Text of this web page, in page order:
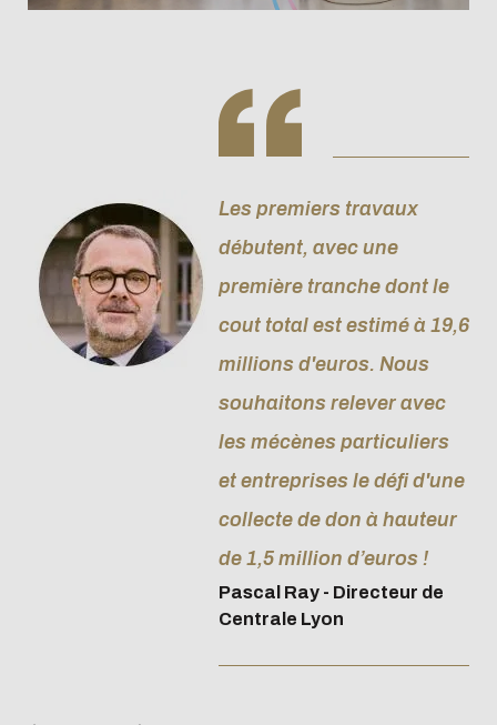
Les premiers travaux
débutent, avec une
première tranche dont le
cout total est estimé à 19,6
millions d'euros. Nous
souhaitons relever avec
les mécènes particuliers
et entreprises le défi d'une
collecte de don à hauteur
de 1,5 million d’euros !
Pascal Ray - Directeur de
Centrale Lyon